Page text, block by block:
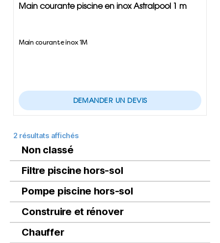
Main courante piscine en inox Astralpool 1 m
Main courante inox 1M
DEMANDER UN DEVIS
2 résultats affichés
Non classé
Filtre piscine hors-sol
Pompe piscine hors-sol
Construire et rénover
Chauffer